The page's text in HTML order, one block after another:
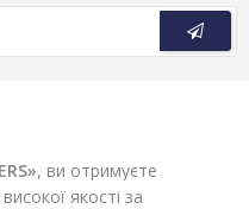
, ви отримуєте
якості за